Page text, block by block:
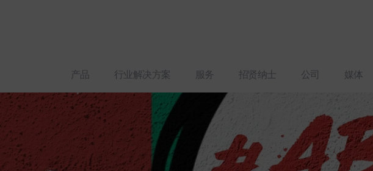
产品 行业解决方案 服务 招贤纳士 公司 媒体